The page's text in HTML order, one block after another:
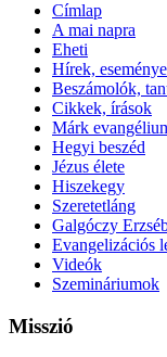
Címlap
A mai napra
Eheti
Hírek,
Beszámolók,
Cikkek, írások
Márk
Hegyi beszéd
Jézus élete
Hiszekegy
Szeretetláng
Galgóczy
Evangelizációs
Videók
Szemináriumok
Misszió